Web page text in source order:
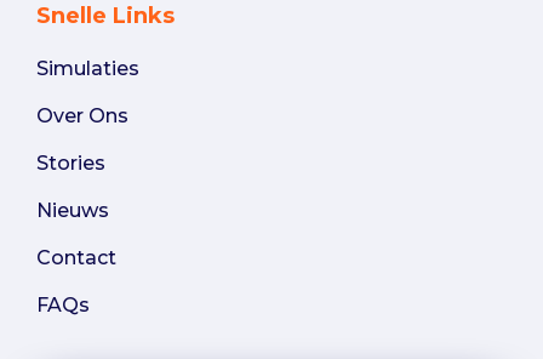
Snelle Links
Simulaties
Over Ons
Stories
Nieuws
Contact
FAQs